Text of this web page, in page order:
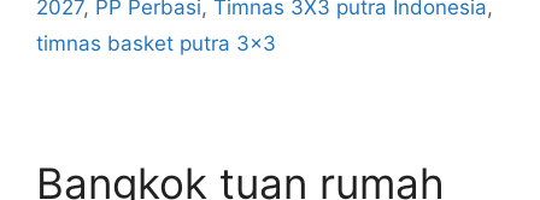
2027, PP Perbasi, Timnas 3X3 putra Indonesia,
timnas basket putra 3x3
Bangkok tuan rumah